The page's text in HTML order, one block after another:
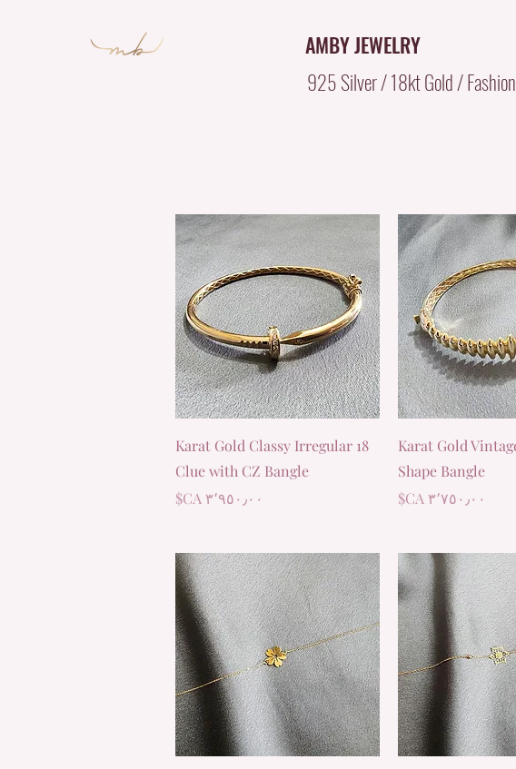
AMBY JEWELRY
925 Silver / 18kt Gold /
السريع18 Karat Gold
Shape Bangle
السعر
العرض السريع
18 Karat Gold Classy Irregular
Clue with CZ Bangle
السعر